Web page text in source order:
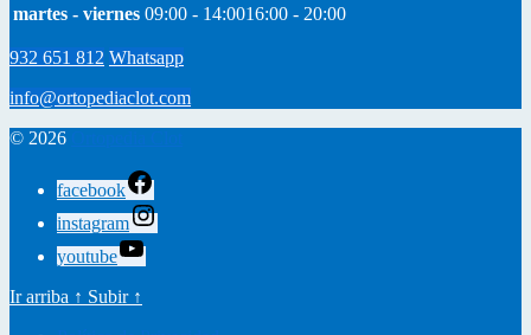
martes - viernes 09:00 - 14:0016:00 - 20:00
932 651 812 Whatsapp
info@ortopediaclot.com
© 2026
facebook
instagram
youtube
Ir arriba ↑ Subir ↑